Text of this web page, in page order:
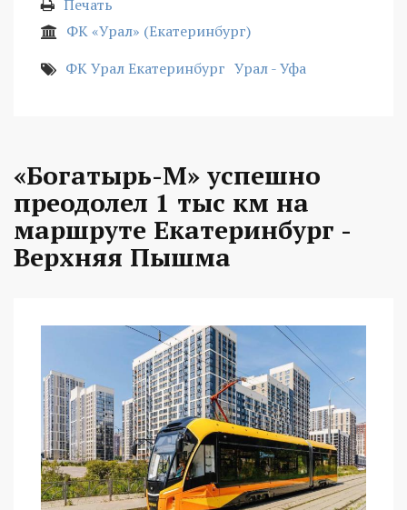
Печать
ФК «Урал» (Екатеринбург)
ФК Урал Екатеринбург Урал - Уфа
«Богатырь-М» успешно
преодолел 1 тыс км на
маршруте Екатеринбург -
Верхняя Пышма